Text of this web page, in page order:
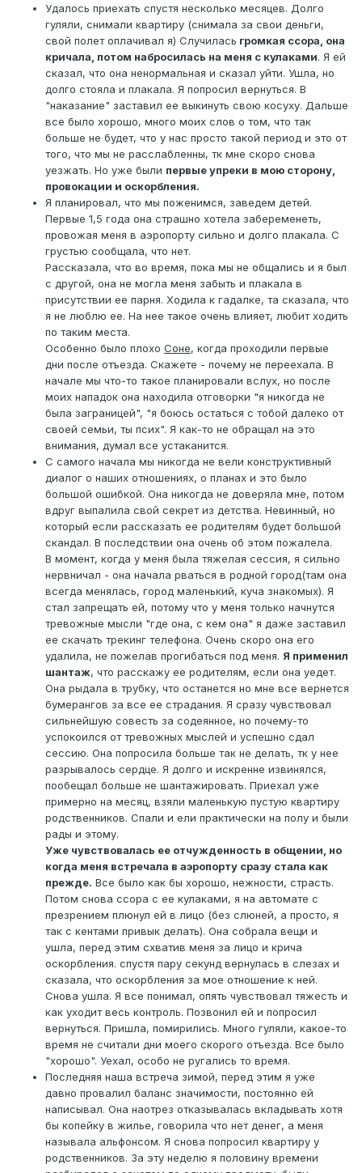
Удалось приехать спустя несколько месяцев. Долго
гуляли, снимали квартиру (снимала за свои деньги,
свой полет оплачивал я) Случилась громкая ссора, она
кричала, потом набросилась на меня с кулаками. Я ей
сказал, что она ненормальная и сказал уйти. Ушла, но
долго стояла и плакала. Я попросил вернуться. В
"наказание" заставил ее выкинуть свою косуху. Дальше
все было хорошо, много моих слов о том, что так
больше не будет, что у нас просто такой период и это от
того, что мы не расслабленны, тк мне скоро снова
уезжать. Но уже были первые упреки в мою сторону,
провокации и оскорбления.
Я планировал, что мы поженимся, заведем детей.
Первые 1,5 года она страшно хотела забеременеть,
провожая меня в аэропорту сильно и долго плакала. С
грустью сообщала, что нет.
Рассказала, что во время, пока мы не общались и я был
с другой, она не могла меня забыть и плакала в
присутствии ее парня. Ходила к гадалке, та сказала, что
я не люблю ее. На нее такое очень влияет, любит ходить
по таким места.
Особенно было плохо Соне, когда проходили первые
дни после отъезда. Скажете - почему не переехала. В
начале мы что-то такое планировали вслух, но после
моих нападок она находила отговорки "я никогда не
была заграницей", "я боюсь остаться с тобой далеко от
своей семьи, ты псих". Я как-то не обращал на это
внимания, думал все устаканится.
С самого начала мы никогда не вели конструктивный
диалог о наших отношениях, о планах и это было
большой ошибкой. Она никогда не доверяла мне, потом
вдруг выпалила свой секрет из детства. Невинный, но
который если рассказать ее родителям будет большой
скандал. В последствии она очень об этом пожалела.
В момент, когда у меня была тяжелая сессия, я сильно
нервничал - она начала рваться в родной город(там она
всегда менялась, город маленький, куча знакомых). Я
стал запрещать ей, потому что у меня только начнутся
тревожные мысли "где она, с кем она" я даже заставил
ее скачать трекинг телефона. Очень скоро она его
удалила, не пожелав прогибаться под меня. Я применил
шантаж, что расскажу ее родителям, если она уедет.
Она рыдала в трубку, что останется но мне все вернется
бумерангов за все ее страдания. Я сразу чувствовал
сильнейшую совесть за содеянное, но почему-то
успокоился от тревожных мыслей и успешно сдал
сессию. Она попросила больше так не делать, тк у нее
разрывалось сердце. Я долго и искренне извинялся,
пообещал больше не шантажировать. Приехал уже
примерно на месяц, взяли маленькую пустую квартиру
родственников. Спали и ели практически на полу и были
рады и этому.
Уже чувствовалась ее отчужденность в общении, но
когда меня встречала в аэропорту сразу стала как
прежде. Все было как бы хорошо, нежности, страсть.
Потом снова ссора с ее кулаками, я на автомате с
презрением плюнул ей в лицо (без слюней, а просто, я
так с кентами привык делать). Она собрала вещи и
ушла, перед этим схватив меня за лицо и крича
оскорбления. спустя пару секунд вернулась в слезах и
сказала, что оскорбления за мое отношение к ней.
Снова ушла. Я все понимал, опять чувствовал тяжесть и
как уходит весь контроль. Позвонил ей и попросил
вернуться. Пришла, помирились. Много гуляли, какое-то
время не считали дни моего скорого отъезда. Все было
"хорошо". Уехал, особо не ругались то время.
Последняя наша встреча зимой, перед этим я уже
давно провалил баланс значимости, постоянно ей
написывал. Она наотрез отказывалась вкладывать хотя
бы копейку в жилье, говорила что нет денег, а меня
называла альфонсом. Я снова попросил квартиру у
родственников. За эту неделю я половину времени